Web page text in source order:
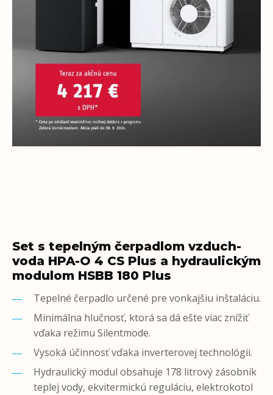
Set s tepelným čerpadlom vzduch-
voda HPA-O 4 CS Plus a hydraulickým
modulom HSBB 180 Plus
Tepelné čerpadlo určené pre vonkajšiu inštaláciu.
Minimálna hlučnosť, ktorá sa dá ešte viac znížiť
vďaka režimu Silentmode.
Vysoká účinnosť vďaka inverterovej technológii.
Hydraulický modul obsahuje 178 litrový zásobník
teplej vody, ekvitermickú reguláciu, elektrokotol